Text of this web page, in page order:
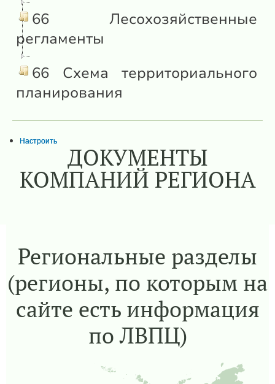
66 Лесохозяйственные
регламенты
66 Схема территориального
планирования
Настроить
ДОКУМЕНТЫ
КОМПАНИЙ РЕГИОНА
Региональные разделы
(регионы, по которым на
сайте есть информация
по ЛВПЦ)